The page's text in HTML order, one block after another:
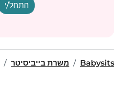
התחל/י
Babysits משרת בייביסיטר